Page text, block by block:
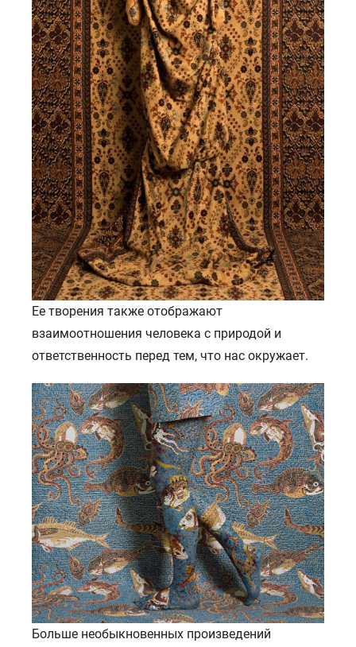
Ее творения также отображают
взаимоотношения человека с природой и
ответственность перед тем, что нас окружает.
Больше необыкновенных произведений
ГЛАВНАЯ
О НАС
УСЛУГИ
ПОРТФОЛИО
БРИФЫ
КАРЬЕРА
БЛОГ
КОНТАКТЫ